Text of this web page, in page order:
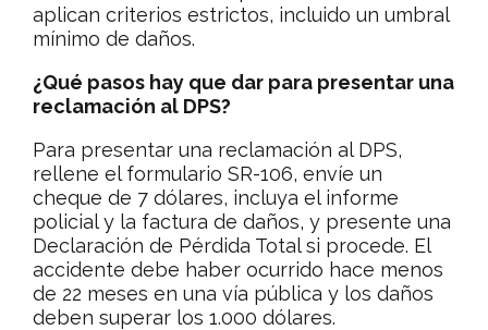
aplican criterios estrictos, incluido un umbral
mínimo de daños.
¿Qué pasos hay que dar para presentar una
reclamación al DPS?
Para presentar una reclamación al DPS,
rellene el formulario SR-106, envíe un
cheque de 7 dólares, incluya el informe
policial y la factura de daños, y presente una
Declaración de Pérdida Total si procede. El
accidente debe haber ocurrido hace menos
de 22 meses en una vía pública y los daños
deben superar los 1.000 dólares.